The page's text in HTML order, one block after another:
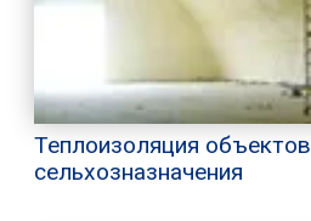
Теплоизоляция объектов
сельхозназначения